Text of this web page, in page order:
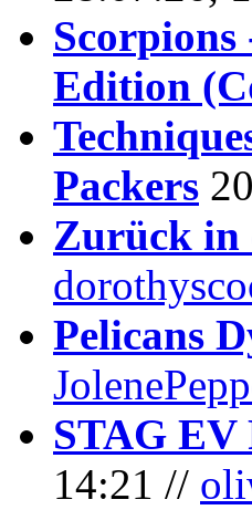
Edition
Packers
Zurück in
Pelicans
STAG EV
14:21 //